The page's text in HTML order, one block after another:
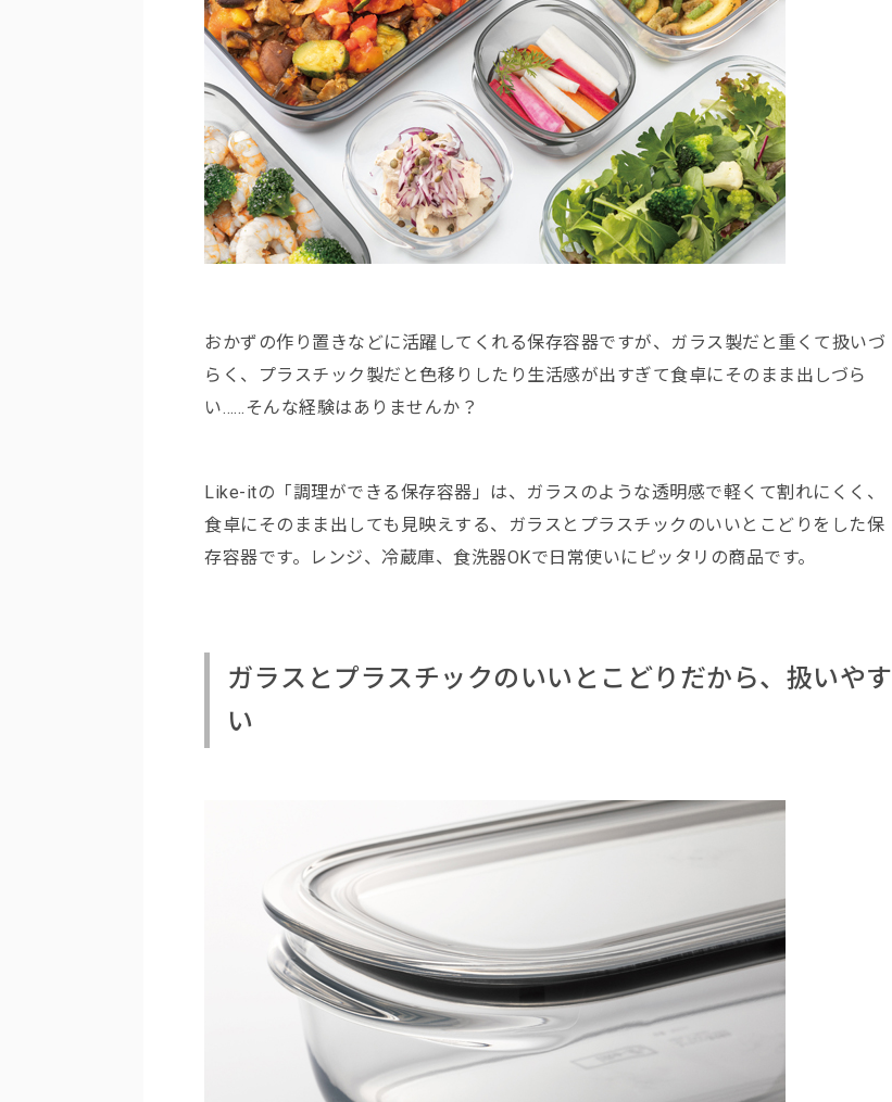
おかずの作り置きなどに活躍してくれる保存容器ですが、ガラス製だと重くて扱いづ
らく、プラスチック製だと色移りしたり生活感が出すぎて食卓にそのまま出しづら
い……そんな経験はありませんか？
Like-itの「調理ができる保存容器」は、ガラスのような透明感で軽くて割れにくく、
食卓にそのまま出しても見映えする、ガラスとプラスチックのいいとこどりをした保
存容器です。レンジ、冷蔵庫、食洗器OKで日常使いにピッタリの商品です。
ガラスとプラスチックのいいとこどりだから、扱いやす
い